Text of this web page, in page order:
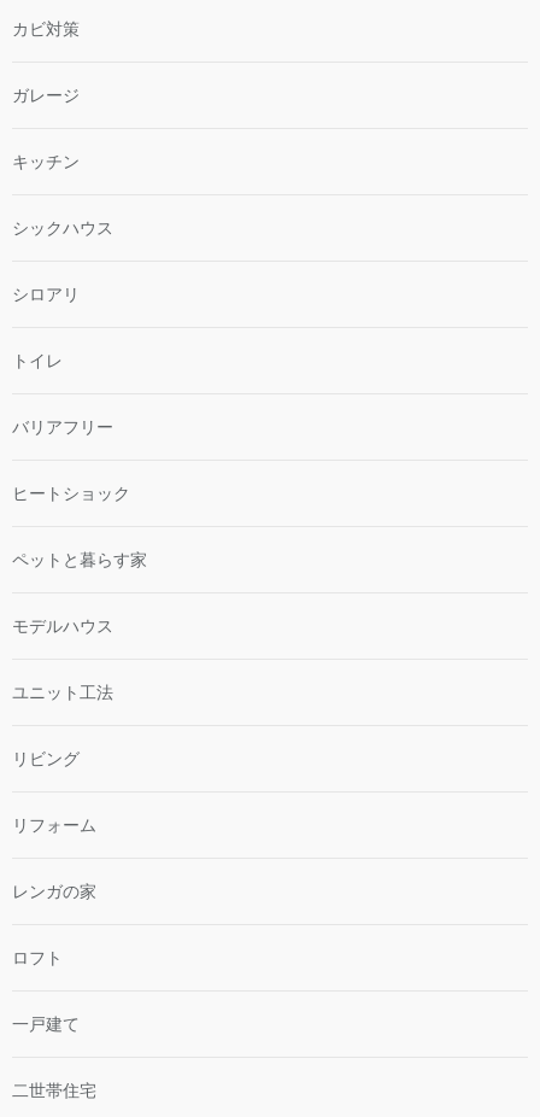
カビ対策
ガレージ
キッチン
シックハウス
シロアリ
トイレ
バリアフリー
ヒートショック
ペットと暮らす家
モデルハウス
ユニット工法
リビング
リフォーム
レンガの家
ロフト
一戸建て
二世帯住宅